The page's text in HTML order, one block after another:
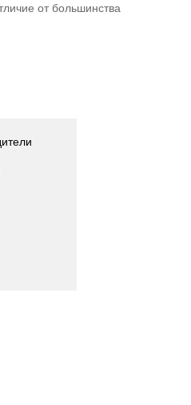
от большинства